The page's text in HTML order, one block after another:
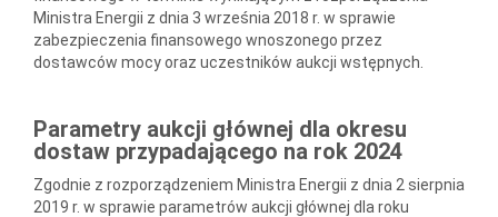
Ministra Energii z dnia 3 września 2018 r. w sprawie
zabezpieczenia finansowego wnoszonego przez
dostawców mocy oraz uczestników aukcji wstępnych.
Parametry aukcji głównej dla okresu
dostaw przypadającego na rok 2024
Zgodnie z rozporządzeniem Ministra Energii z dnia 2 sierpnia
2019 r. w sprawie parametrów aukcji głównej dla roku